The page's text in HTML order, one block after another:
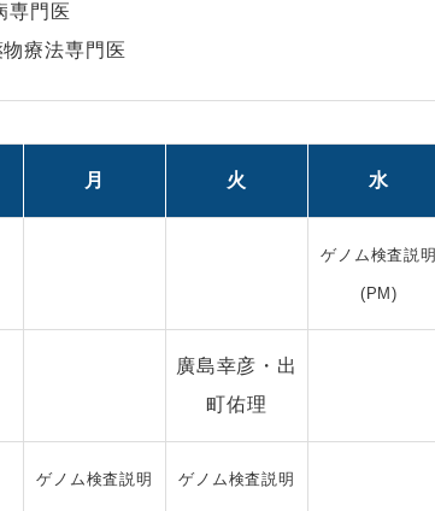
専門医
療法専門医
月 火 水
ゲノム検査説明
(PM)
廣島幸彦・出
町佑理
ゲノム検査説明 ゲノム検査説明